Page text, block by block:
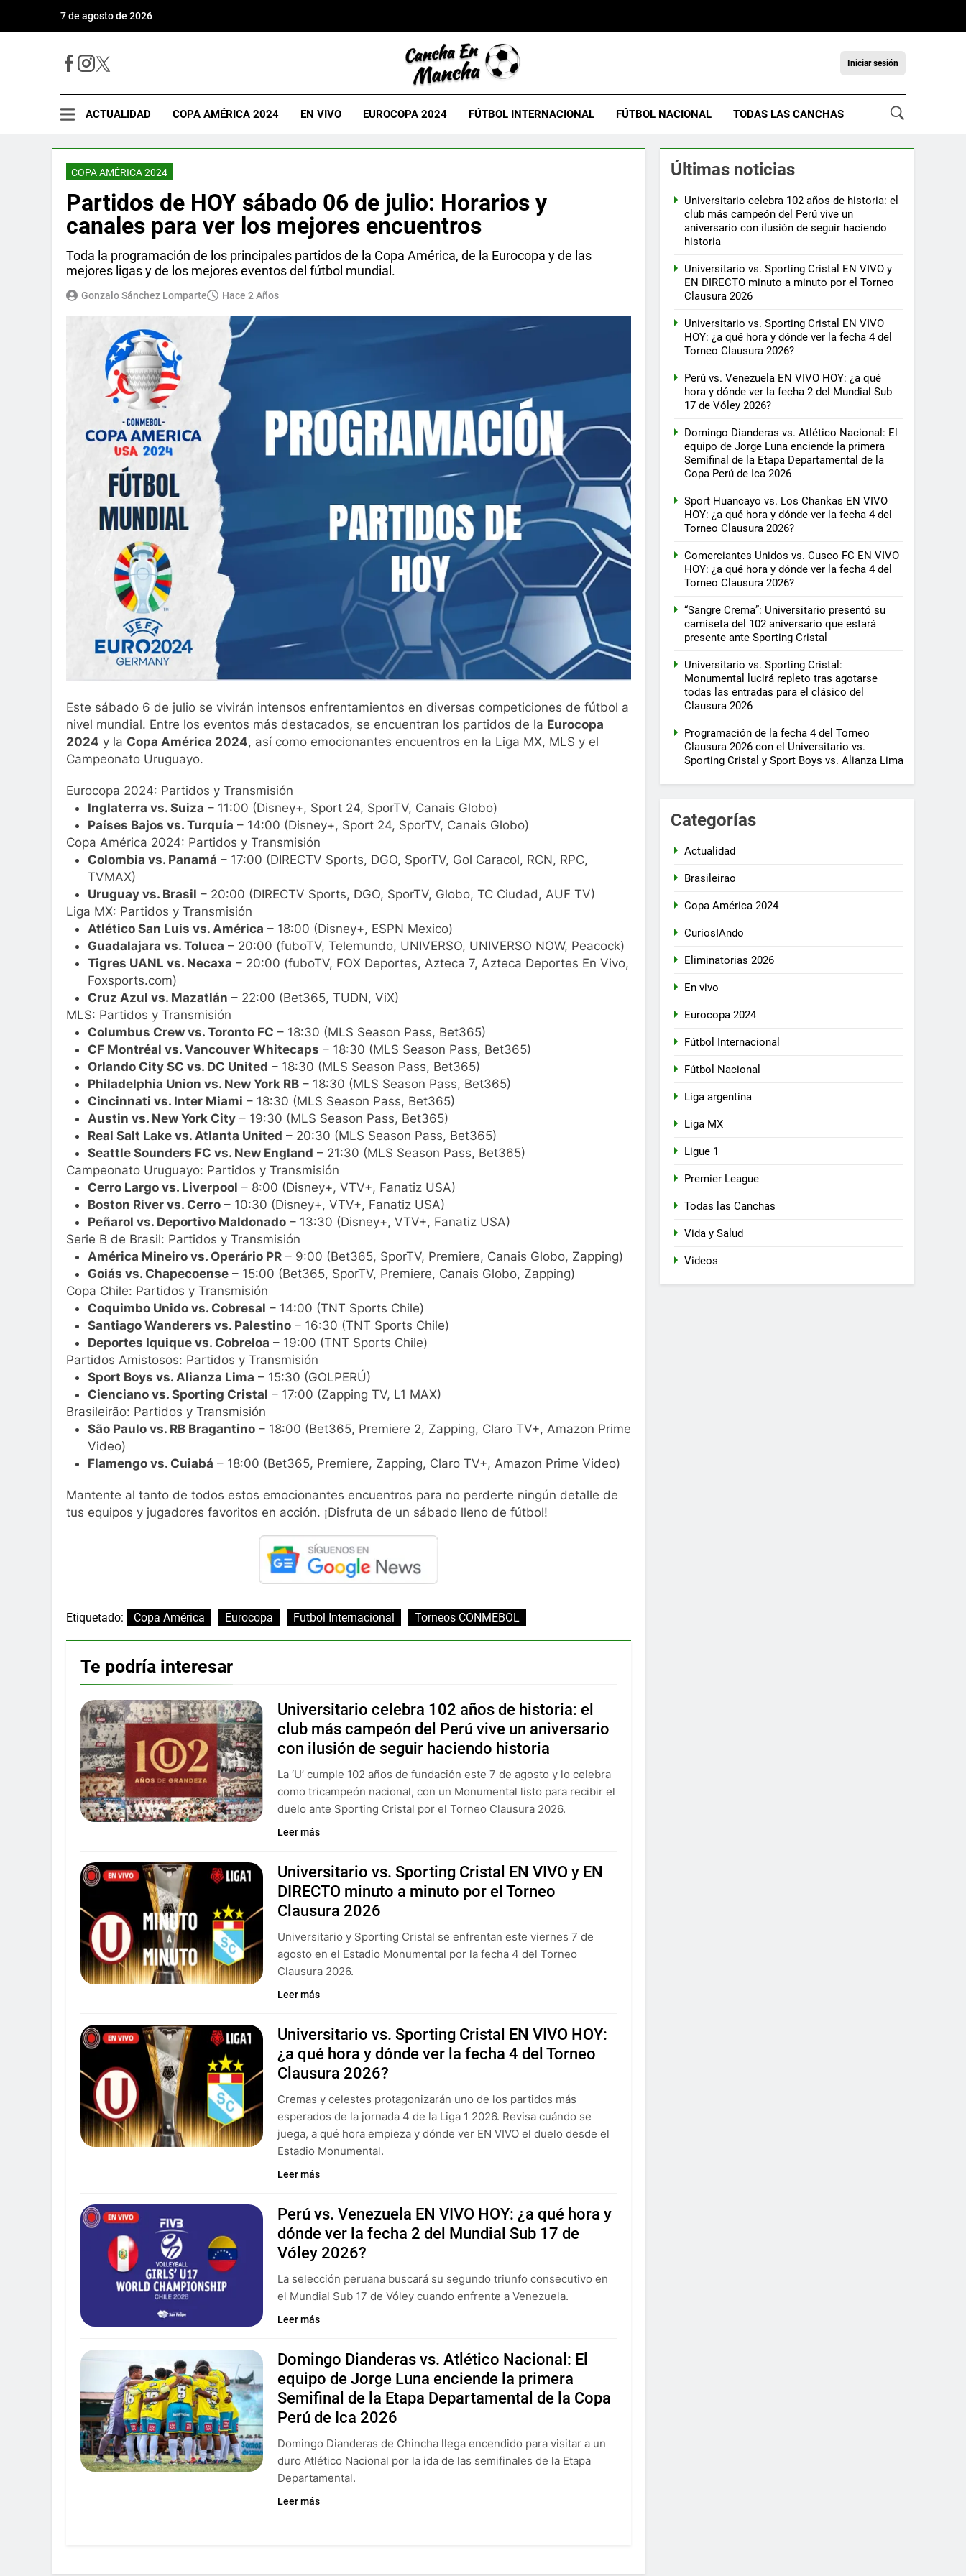
7 de agosto de 2026
Iniciar sesión
ACTUALIDAD COPA AMÉRICA 2024 EN VIVO EUROCOPA 2024 FÚTBOL INTERNACIONAL FÚTBOL NACIONAL TODAS LAS CANCHAS
COPA AMÉRICA 2024
Partidos de HOY sábado 06 de julio: Horarios y
canales para ver los mejores encuentros
Toda la programación de los principales partidos de la Copa América, de la Eurocopa y de las
mejores ligas y de los mejores eventos del fútbol mundial.
Gonzalo Sánchez Lomparte Hace 2 Años
Este sábado 6 de julio se vivirán intensos enfrentamientos en diversas competiciones de fútbol a
nivel mundial. Entre los eventos más destacados, se encuentran los partidos de la Eurocopa
2024 y la Copa América 2024, así como emocionantes encuentros en la Liga MX, MLS y el
Campeonato Uruguayo.
Eurocopa 2024: Partidos y Transmisión
Inglaterra vs. Suiza – 11:00 (Disney+, Sport 24, SporTV, Canais Globo)
Países Bajos vs. Turquía – 14:00 (Disney+, Sport 24, SporTV, Canais Globo)
Copa América 2024: Partidos y Transmisión
Colombia vs. Panamá – 17:00 (DIRECTV Sports, DGO, SporTV, Gol Caracol, RCN, RPC,
TVMAX)
Uruguay vs. Brasil – 20:00 (DIRECTV Sports, DGO, SporTV, Globo, TC Ciudad, AUF TV)
Liga MX: Partidos y Transmisión
Atlético San Luis vs. América – 18:00 (Disney+, ESPN Mexico)
Guadalajara vs. Toluca – 20:00 (fuboTV, Telemundo, UNIVERSO, UNIVERSO NOW, Peacock)
Tigres UANL vs. Necaxa – 20:00 (fuboTV, FOX Deportes, Azteca 7, Azteca Deportes En Vivo,
Foxsports.com)
Cruz Azul vs. Mazatlán – 22:00 (Bet365, TUDN, ViX)
MLS: Partidos y Transmisión
Columbus Crew vs. Toronto FC – 18:30 (MLS Season Pass, Bet365)
CF Montréal vs. Vancouver Whitecaps – 18:30 (MLS Season Pass, Bet365)
Orlando City SC vs. DC United – 18:30 (MLS Season Pass, Bet365)
Philadelphia Union vs. New York RB – 18:30 (MLS Season Pass, Bet365)
Cincinnati vs. Inter Miami – 18:30 (MLS Season Pass, Bet365)
Austin vs. New York City – 19:30 (MLS Season Pass, Bet365)
Real Salt Lake vs. Atlanta United – 20:30 (MLS Season Pass, Bet365)
Seattle Sounders FC vs. New England – 21:30 (MLS Season Pass, Bet365)
Campeonato Uruguayo: Partidos y Transmisión
Cerro Largo vs. Liverpool – 8:00 (Disney+, VTV+, Fanatiz USA)
Boston River vs. Cerro – 10:30 (Disney+, VTV+, Fanatiz USA)
Peñarol vs. Deportivo Maldonado – 13:30 (Disney+, VTV+, Fanatiz USA)
Serie B de Brasil: Partidos y Transmisión
América Mineiro vs. Operário PR – 9:00 (Bet365, SporTV, Premiere, Canais Globo, Zapping)
Goiás vs. Chapecoense – 15:00 (Bet365, SporTV, Premiere, Canais Globo, Zapping)
Copa Chile: Partidos y Transmisión
Coquimbo Unido vs. Cobresal – 14:00 (TNT Sports Chile)
Santiago Wanderers vs. Palestino – 16:30 (TNT Sports Chile)
Deportes Iquique vs. Cobreloa – 19:00 (TNT Sports Chile)
Partidos Amistosos: Partidos y Transmisión
Sport Boys vs. Alianza Lima – 15:30 (GOLPERÚ)
Cienciano vs. Sporting Cristal – 17:00 (Zapping TV, L1 MAX)
Brasileirão: Partidos y Transmisión
São Paulo vs. RB Bragantino – 18:00 (Bet365, Premiere 2, Zapping, Claro TV+, Amazon Prime
Video)
Flamengo vs. Cuiabá – 18:00 (Bet365, Premiere, Zapping, Claro TV+, Amazon Prime Video)
Mantente al tanto de todos estos emocionantes encuentros para no perderte ningún detalle de
tus equipos y jugadores favoritos en acción. ¡Disfruta de un sábado lleno de fútbol!
Etiquetado: Copa América Eurocopa Futbol Internacional Torneos CONMEBOL
Te podría interesar
Universitario celebra 102 años de historia: el
club más campeón del Perú vive un aniversario
con ilusión de seguir haciendo historia
La ‘U’ cumple 102 años de fundación este 7 de agosto y lo celebra
como tricampeón nacional, con un Monumental listo para recibir el
duelo ante Sporting Cristal por el Torneo Clausura 2026.
Leer más
Universitario vs. Sporting Cristal EN VIVO y EN
DIRECTO minuto a minuto por el Torneo
Clausura 2026
Universitario y Sporting Cristal se enfrentan este viernes 7 de
agosto en el Estadio Monumental por la fecha 4 del Torneo
Clausura 2026.
Leer más
Universitario vs. Sporting Cristal EN VIVO HOY:
¿a qué hora y dónde ver la fecha 4 del Torneo
Clausura 2026?
Cremas y celestes protagonizarán uno de los partidos más
esperados de la jornada 4 de la Liga 1 2026. Revisa cuándo se
juega, a qué hora empieza y dónde ver EN VIVO el duelo desde el
Estadio Monumental.
Leer más
Perú vs. Venezuela EN VIVO HOY: ¿a qué hora y
dónde ver la fecha 2 del Mundial Sub 17 de
Vóley 2026?
La selección peruana buscará su segundo triunfo consecutivo en
el Mundial Sub 17 de Vóley cuando enfrente a Venezuela.
Leer más
Domingo Dianderas vs. Atlético Nacional: El
equipo de Jorge Luna enciende la primera
Semifinal de la Etapa Departamental de la Copa
Perú de Ica 2026
Domingo Dianderas de Chincha llega encendido para visitar a un
duro Atlético Nacional por la ida de las semifinales de la Etapa
Departamental.
Leer más
Últimas noticias
Universitario celebra 102 años de historia: el
club más campeón del Perú vive un
aniversario con ilusión de seguir haciendo
historia
Universitario vs. Sporting Cristal EN VIVO y
EN DIRECTO minuto a minuto por el Torneo
Clausura 2026
Universitario vs. Sporting Cristal EN VIVO
HOY: ¿a qué hora y dónde ver la fecha 4 del
Torneo Clausura 2026?
Perú vs. Venezuela EN VIVO HOY: ¿a qué
hora y dónde ver la fecha 2 del Mundial Sub
17 de Vóley 2026?
Domingo Dianderas vs. Atlético Nacional: El
equipo de Jorge Luna enciende la primera
Semifinal de la Etapa Departamental de la
Copa Perú de Ica 2026
Sport Huancayo vs. Los Chankas EN VIVO
HOY: ¿a qué hora y dónde ver la fecha 4 del
Torneo Clausura 2026?
Comerciantes Unidos vs. Cusco FC EN VIVO
HOY: ¿a qué hora y dónde ver la fecha 4 del
Torneo Clausura 2026?
“Sangre Crema”: Universitario presentó su
camiseta del 102 aniversario que estará
presente ante Sporting Cristal
Universitario vs. Sporting Cristal:
Monumental lucirá repleto tras agotarse
todas las entradas para el clásico del
Clausura 2026
Programación de la fecha 4 del Torneo
Clausura 2026 con el Universitario vs.
Sporting Cristal y Sport Boys vs. Alianza Lima
Categorías
Actualidad
Brasileirao
Copa América 2024
CuriosIAndo
Eliminatorias 2026
En vivo
Eurocopa 2024
Fútbol Internacional
Fútbol Nacional
Liga argentina
Liga MX
Ligue 1
Premier League
Todas las Canchas
Vida y Salud
Videos